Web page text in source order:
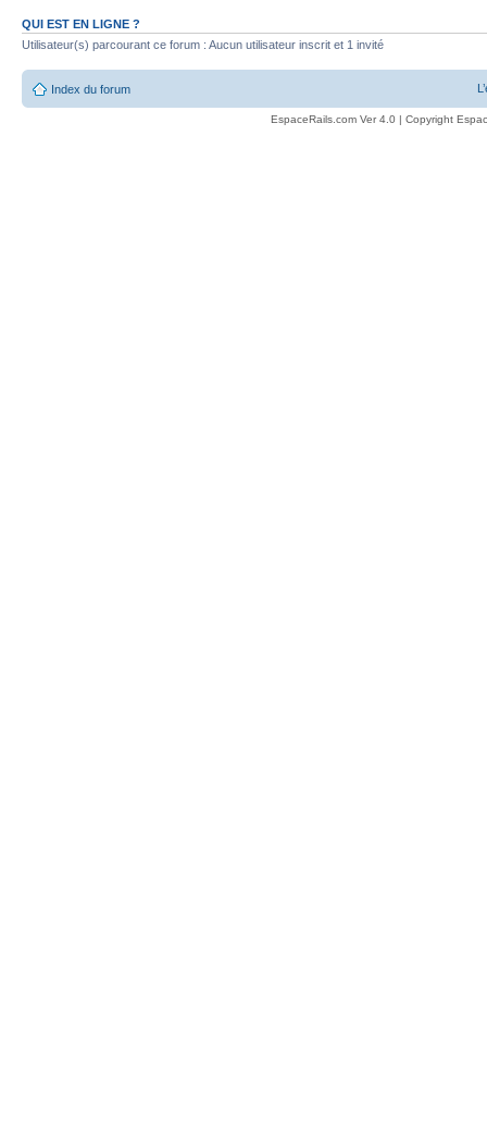
QUI EST EN LIGNE ?
Utilisateur(s) parcourant ce forum : Aucun utilisateur inscrit et 1 invité
Index du forum
EspaceRails.com Ver 4.0 | Copyright